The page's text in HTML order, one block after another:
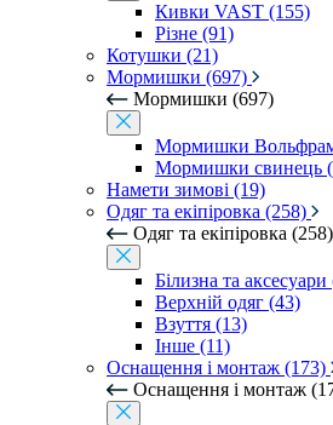
Кивки VAST (155)
Різне (91)
Котушки (21)
Мормишки (697)
Мормишки (697)
Мормишки
Мормишки свинець
Намети зимові (19)
Одяг та екіпіровка (258)
Одяг та екіпіровка (258)
Білизна та
Верхній одяг (43)
Взуття (13)
Інше (11)
Оснащення і монтаж (173)
Оснащення і монтаж